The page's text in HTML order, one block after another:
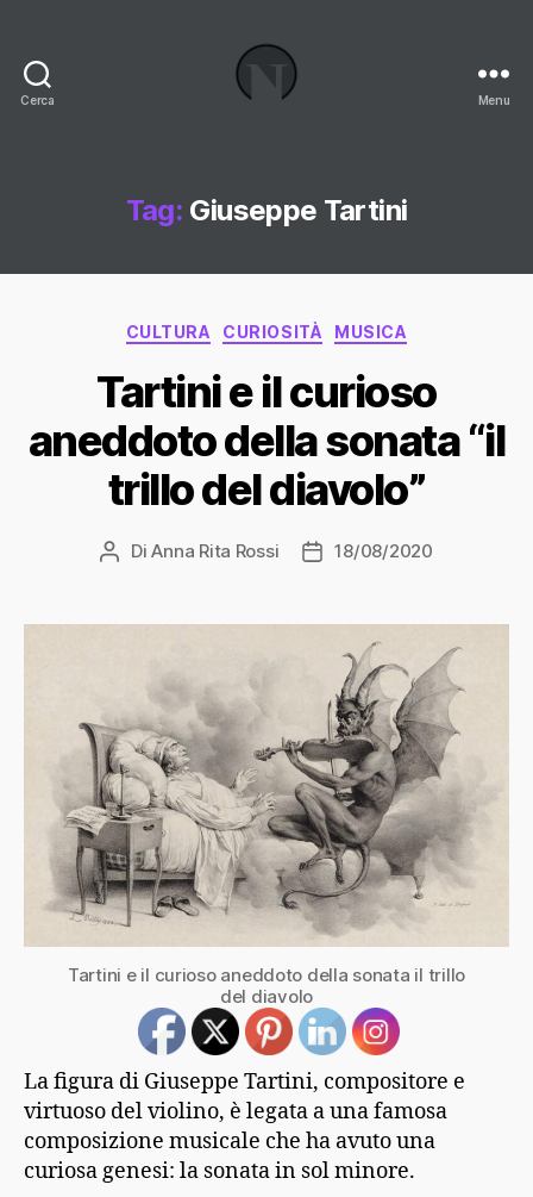
Cerca
Blog
Menu
Tag: Giuseppe Tartini
Categorie
CULTURA CURIOSITÀ MUSICA
Tartini e il curioso
aneddoto della sonata “il
trillo del diavolo”
Autore
DiAnna Rita Rossi
Data18/08/2020
Tartini e il curioso aneddoto della sonata il trillo
del diavolo
La figura di Giuseppe Tartini, compositore e
virtuoso del violino, è legata a una famosa
composizione musicale che ha avuto una
curiosa genesi: la sonata in sol minore.